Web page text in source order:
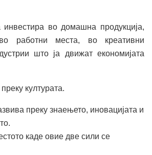
инвестира во домашна продукција,
работни места, во креативни
што ја движат економијата
културата.
преку знаењето, иновацијата и
каде овие две сили се